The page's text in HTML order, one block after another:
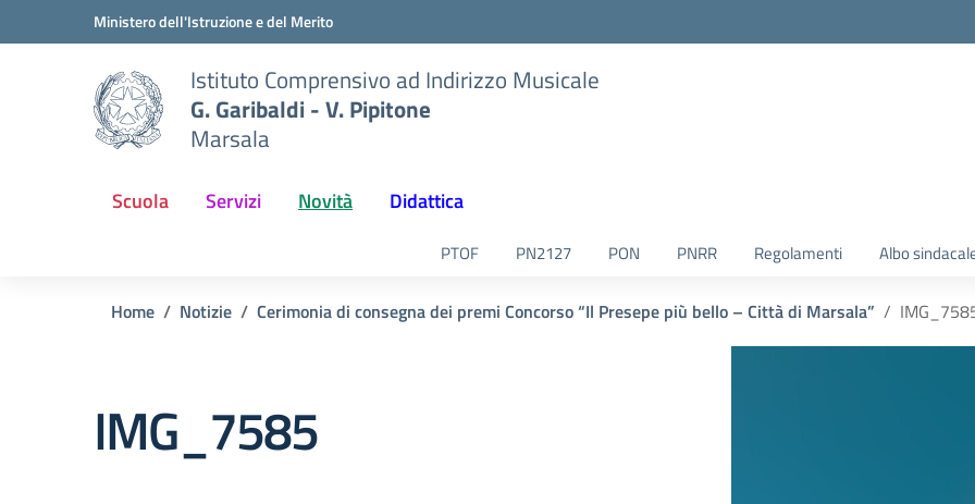
Vai ai contenuti
Vai al menu di navigazioneMinistero dell'Istruzione e del Merito
Istituto Comprensivo ad Indirizzo Musicale
G. Garibaldi - V. Pipitone
Marsala
Scuola Servizi Novità Didattica
PTOF PN2127 PON PNRR Regolamenti Albo
Home Notizie Cerimonia di consegna dei premi Concorso “Il Presepe più bello – Città di Marsala”
IMG_7585